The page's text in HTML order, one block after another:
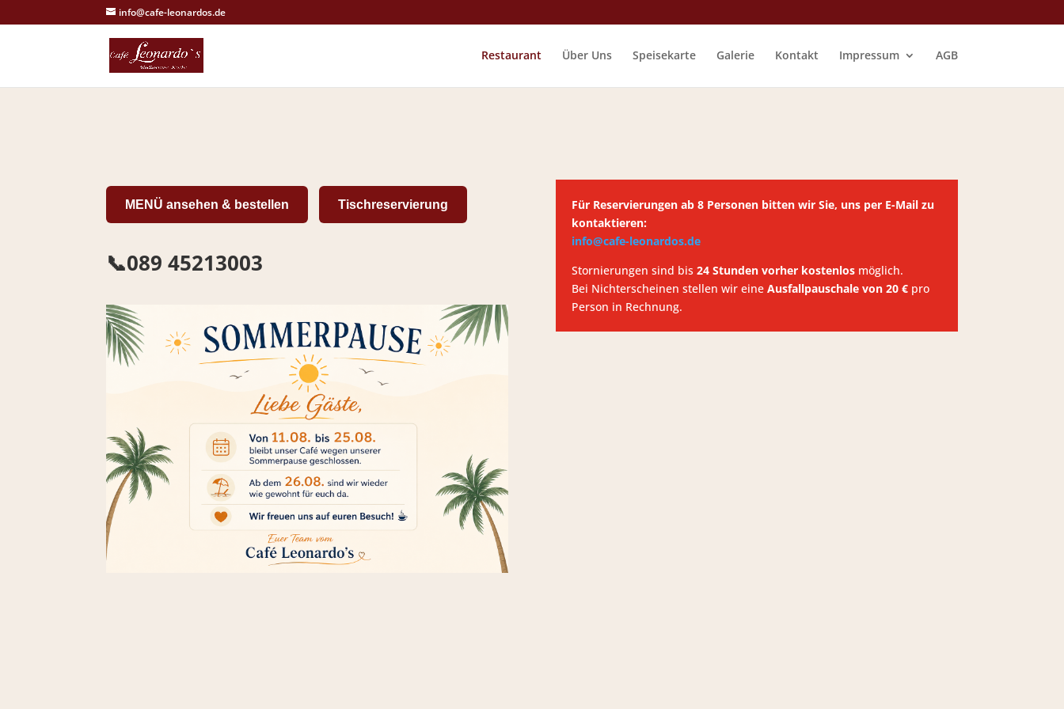
info@cafe-leonardos.de
Restaurant Über Uns Speisekarte Galerie Kontakt Impressum AGB
MENÜ ansehen & bestellen Tischreservierung
📞089 45213003
Für Reservierungen ab 8 Personen bitten wir Sie, uns per E-Mail zu
kontaktieren:
info@cafe-leonardos.de
Stornierungen sind bis 24 Stunden vorher kostenlosmöglich.
Bei Nichterscheinen stellen wir eine Ausfallpauschale von 20 €pro
Person in Rechnung.